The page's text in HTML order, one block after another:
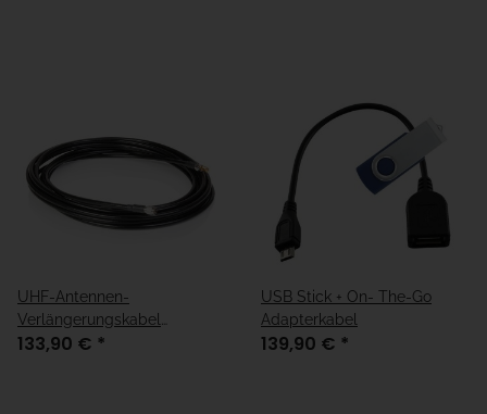
UHF-Antennen-
Verlängerungskabel
TNC/TNC 6m
133,90 € *
USB Stick + On- The-Go
Adapterkabel
139,90 € *